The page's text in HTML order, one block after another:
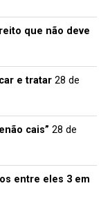
que não deve
e tratar 28 de
cais” 28 de
entre eles 3 em